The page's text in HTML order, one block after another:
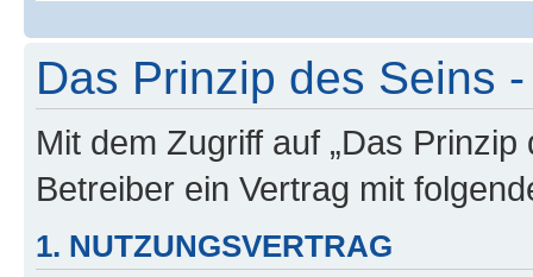
Das Prinzip des Seins
Mit dem Zugriff auf „Das
Betreiber ein Vertrag mit
1. NUTZUNGSVERTRAG